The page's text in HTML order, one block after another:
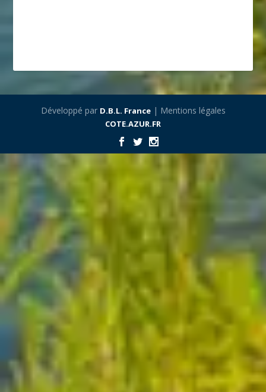
Développé par D.B.L. France| Mentions légales
COTE.AZUR.FR